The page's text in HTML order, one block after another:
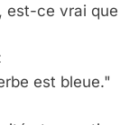
est-ce vrai
est bleue."